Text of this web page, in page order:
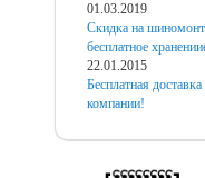
01.03.2019
Скидка на
бесплатное
22.01.2015
Бесплатная
компании!